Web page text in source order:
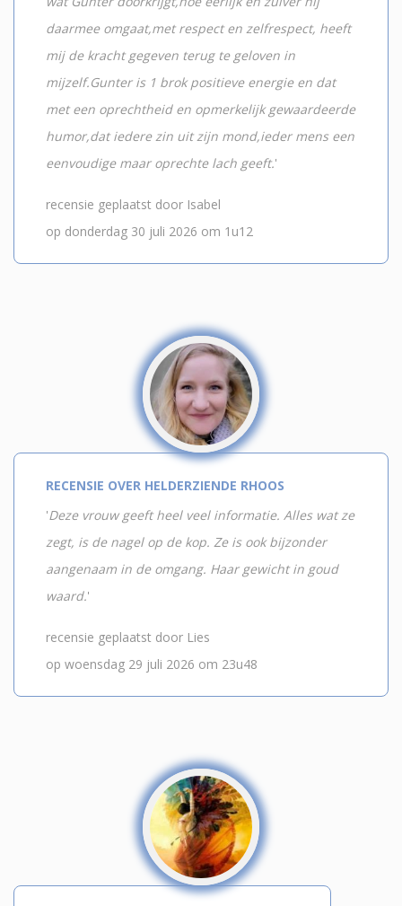
daarmee omgaat,met respect en zelfrespect, heeft
mij de kracht gegeven terug te geloven in
mijzelf.Gunter is 1 brok positieve energie en dat
met een oprechtheid en opmerkelijk gewaardeerde
humor,dat iedere zin uit zijn mond,ieder mens een
eenvoudige maar oprechte lach geeft.'
recensie geplaatst door Isabel
op donderdag 30 juli 2026 om 1u12
RECENSIE OVER HELDERZIENDE RHOOS
'Deze vrouw geeft heel veel informatie. Alles wat ze
zegt, is de nagel op de kop. Ze is ook bijzonder
aangenaam in de omgang. Haar gewicht in goud
waard.'
recensie geplaatst door Lies
op woensdag 29 juli 2026 om 23u48